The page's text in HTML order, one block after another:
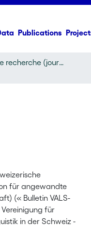
Publications
Article de recherche (journal article)
für angewandte
(« Bulletin VALS-
Vereinigung für
in der Schweiz -